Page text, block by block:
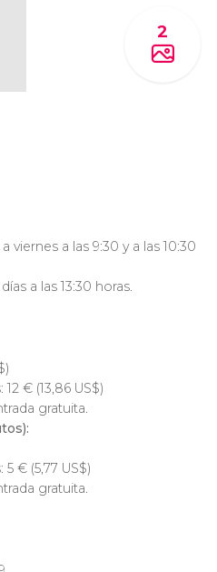
2
viernes a las 9:30 y a las 10:30
a las 13:30 horas.
)
12 €(13,86 US$)
gratuita.
5 €(5,77 US$)
gratuita.